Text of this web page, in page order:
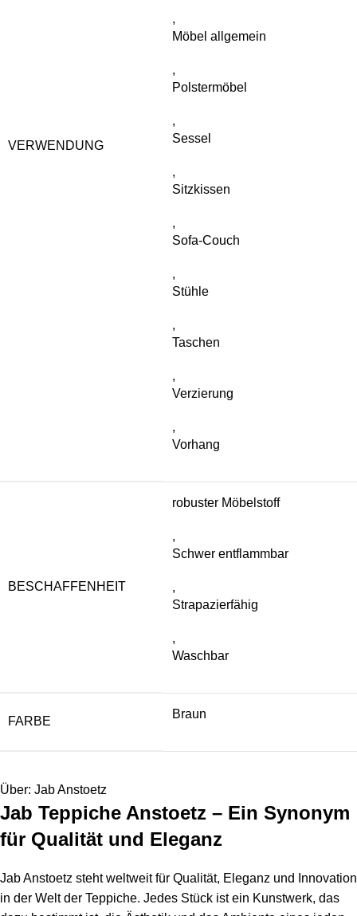
VERWENDUNG
,
Möbel allgemein
,
Polstermöbel
,
Sessel
,
Sitzkissen
,
Sofa-Couch
,
Stühle
,
Taschen
,
Verzierung
,
Vorhang
BESCHAFFENHEIT
robuster Möbelstoff
,
Schwer entflammbar
,
Strapazierfähig
,
Waschbar
FARBE
Braun
Über: Jab Anstoetz
Jab Teppiche Anstoetz – Ein Synonym
für Qualität und Eleganz
Jab Anstoetz steht weltweit für Qualität, Eleganz und Innovation
in der Welt der Teppiche. Jedes Stück ist ein Kunstwerk, das